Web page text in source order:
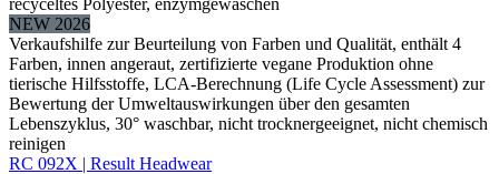
recyceltes Polyester, enzymgewaschen
NEW 2026
Verkaufshilfe zur Beurteilung von Farben und Qualität, enthält 4
Farben, innen angeraut, zertifizierte vegane Produktion ohne
tierische Hilfsstoffe, LCA-Berechnung (Life Cycle Assessment) zur
Bewertung der Umweltauswirkungen über den gesamten
Lebenszyklus, 30° waschbar, nicht trocknergeeignet, nicht chemisch
reinigen
RC 092X | Result Headwear